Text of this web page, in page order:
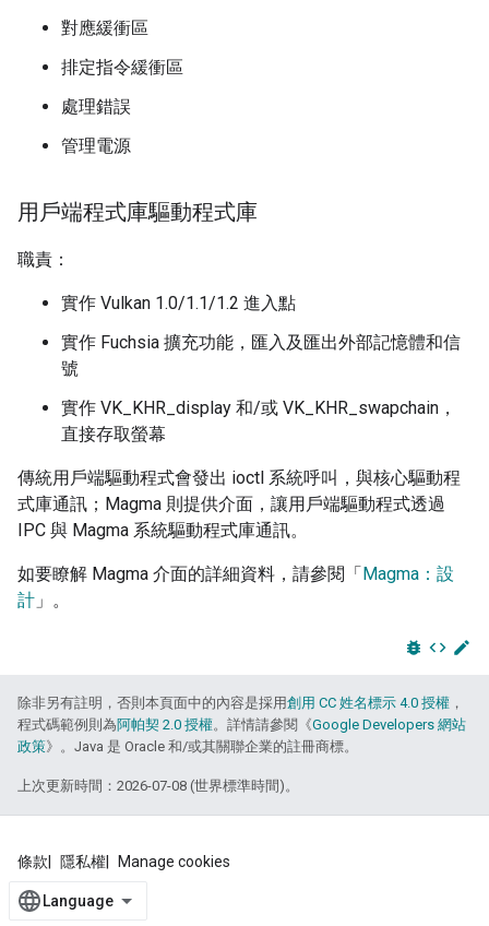
對應緩衝區
排定指令緩衝區
處理錯誤
管理電源
用戶端程式庫驅動程式庫
職責：
實作 Vulkan 1.0/1.1/1.2 進入點
實作 Fuchsia 擴充功能，匯入及匯出外部記憶體和信
號
實作 VK_KHR_display 和/或 VK_KHR_swapchain，
直接存取螢幕
傳統用戶端驅動程式會發出 ioctl 系統呼叫，與核心驅動程
式庫通訊；Magma 則提供介面，讓用戶端驅動程式透過
IPC 與 Magma 系統驅動程式庫通訊。
如要瞭解 Magma 介面的詳細資料，請參閱「Magma：設
計 」。
bug_report code edit
除非另有註明，否則本頁面中的內容是採用創用 CC 姓名標示 4.0 授權 ，
程式碼範例則為阿帕契 2.0 授權。詳情請參閱《Google Developers 網站
政策》。Java 是 Oracle 和/或其關聯企業的註冊商標。
上次更新時間：2026-07-08 (世界標準時間)。
條款 隱私權 Manage cookies